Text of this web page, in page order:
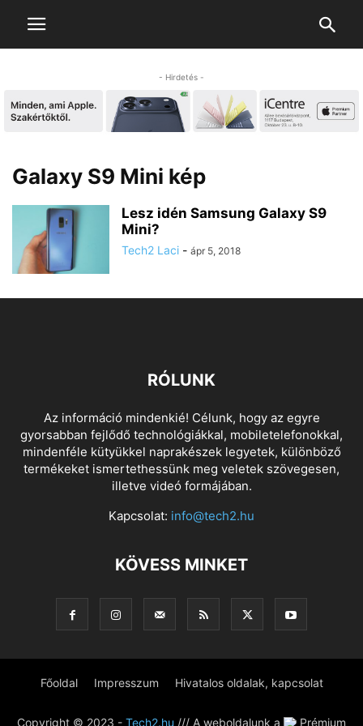
- Hirdetés -
Galaxy S9 Mini kép
Lesz idén Samsung Galaxy S9
Mini?
Tech2 Laci - ápr 5, 2018
RÓLUNK
Az információ mindenkié! Célunk, hogy az egyre
gyorsabban fejlődő technológiákkal, mobiletelefonokkal,
mindenféle kütyükkel naprakészek legyetek, különböző
termékeket ismertethessünk meg veletek szövegesen,
illetve videó formájában.
Kapcsolat: info@tech2.hu
KÖVESS MINKET
Főoldal Impresszum Hivatalos oldalak, kapcsolat
Copyright © 2023 - Tech2.hu /// A weboldalunk a Prémium